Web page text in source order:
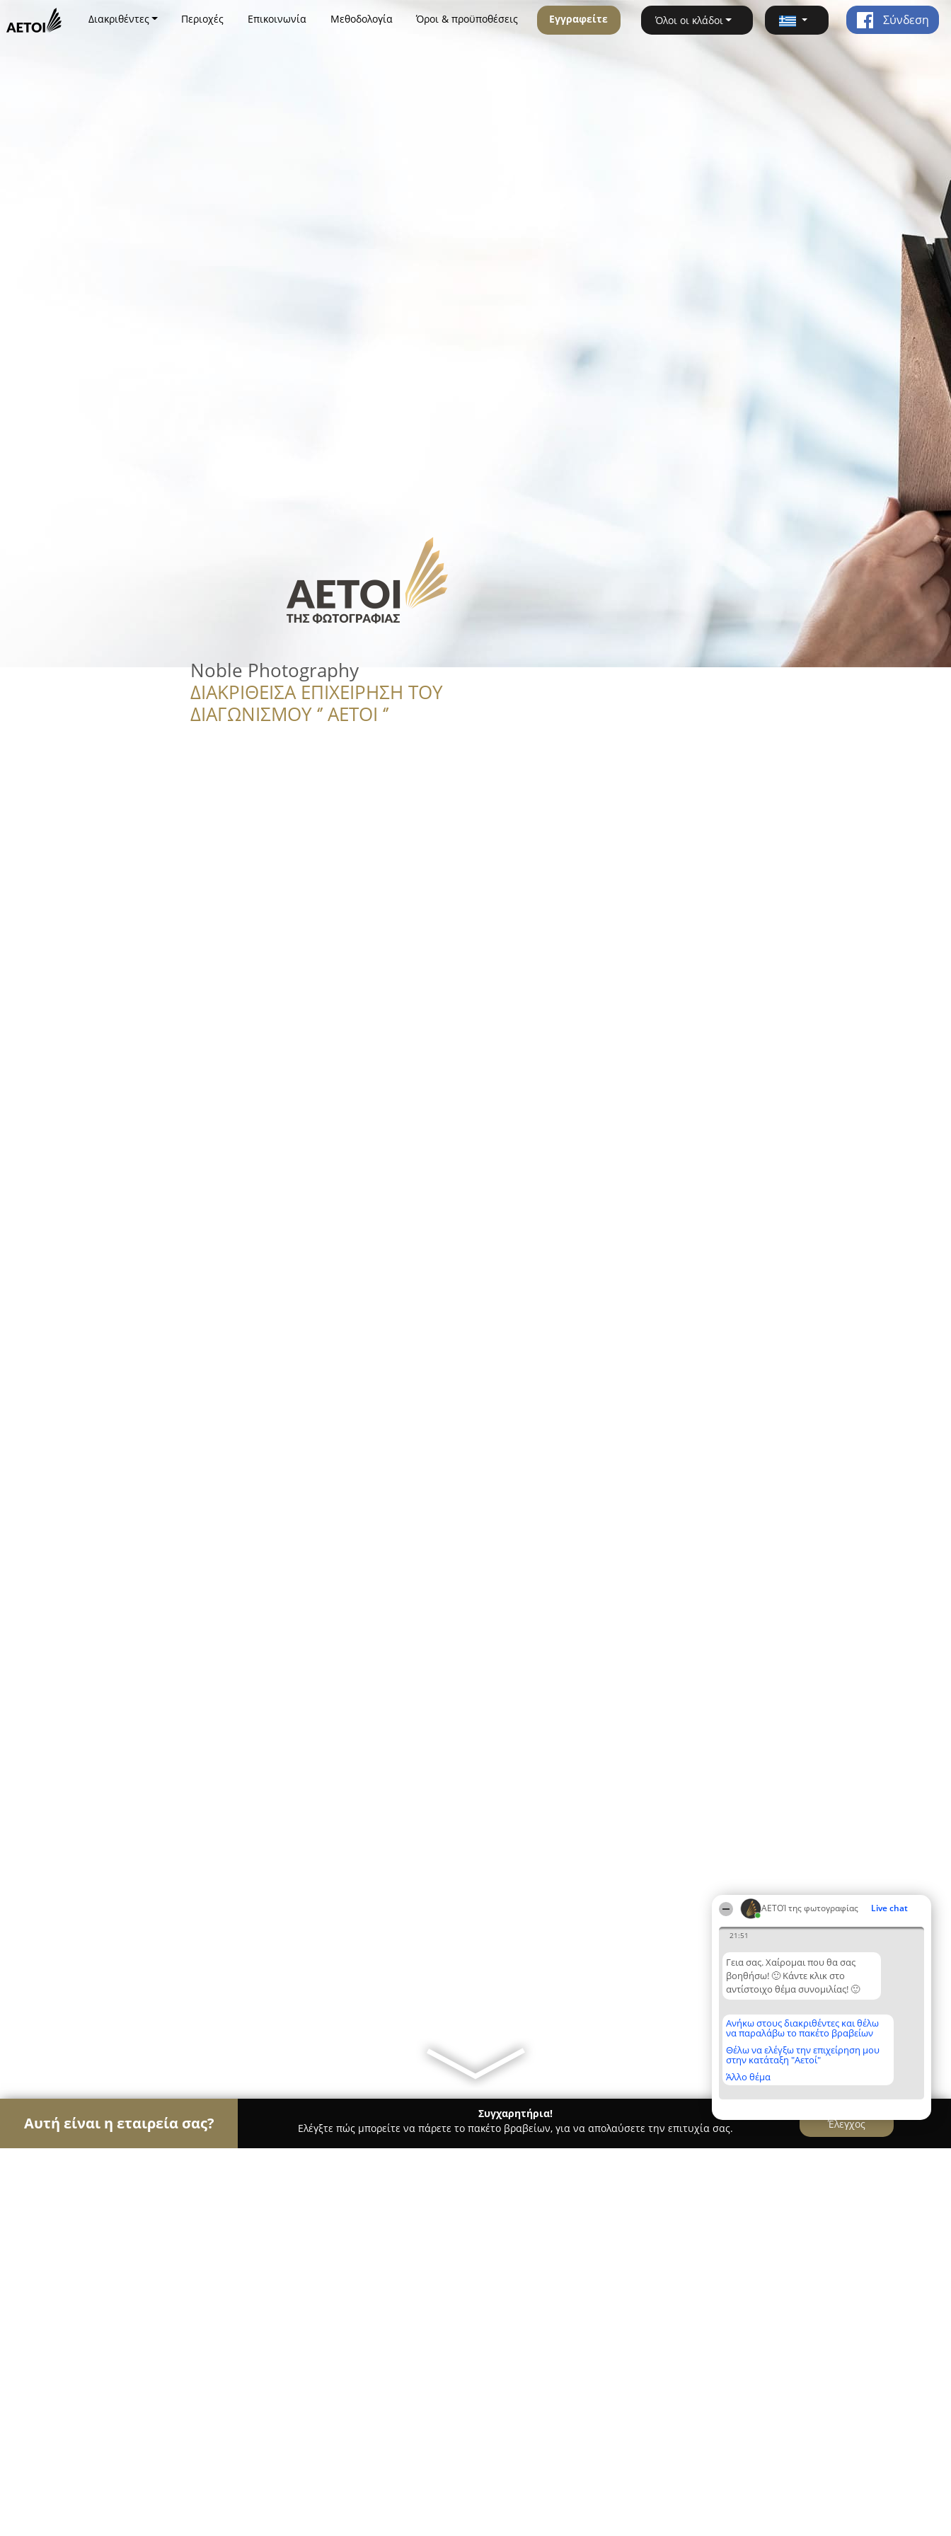
ΑΕΤΟΊ της φωτογραφίας Live chat
21:51
Γεια σας. Χαίρομαι που θα σας
βοηθήσω! 🙂 Κάντε κλικ στο
αντίστοιχο θέμα συνομιλίας! 🙂
Ανήκω στους διακριθέντες και θέλω
να παραλάβω το πακέτο βραβείων
Θέλω να ελέγξω την επιχείρηση μου
στην κατάταξη "Αετοί"
Άλλο θέμα
Διακριθέντες Περιοχές Επικοινωνία Μεθοδολογία Όροι & προϋποθέσεις Εγγραφείτε Όλοι οι κλάδοι Σύνδεση
Noble Photography
ΔΙΑΚΡΙΘΕΙΣΑ ΕΠΙΧΕΙΡΗΣΗ ΤΟΥ
ΔΙΑΓΩΝΙΣΜΟΥ ‘’ ΑΕΤΟΙ ‘’
Αυτή είναι η εταιρεία σας?
Συγχαρητήρια!
Ελέγξτε πώς μπορείτε να πάρετε το πακέτο βραβείων, για να απολαύσετε την επιτυχία σας.
Έλεγχος